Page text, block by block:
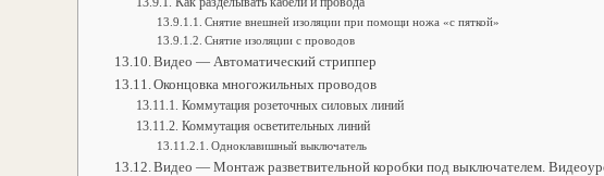
Снятие внешней изоляции при помощи ножа «с пяткой»
Снятие изоляции с проводов
Видео — Автоматический стриппер
Оконцовка многожильных проводов
Коммутация розеточных силовых линий
Коммутация осветительных линий
Одноклавишный выключатель
Видео — Монтаж разветвительной коробки под выключателем.